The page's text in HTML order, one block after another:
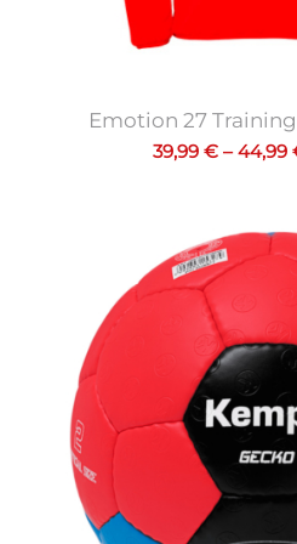
Emotion 27
39,99€ –44,99